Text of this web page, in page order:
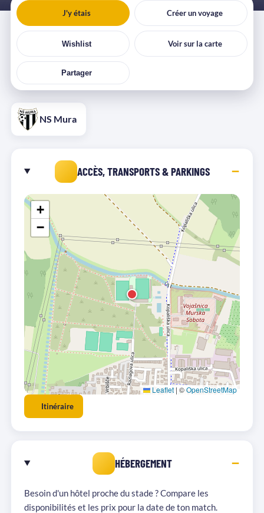
J'y étais Créer un voyage
Wishlist Voir sur la carte
Partager
NS Mura
ACCÈS, TRANSPORTS & PARKINGS
+
−
Leaflet | ©OpenStreetMap
Itinéraire
HÉBERGEMENT
Besoin d'un hôtel proche du stade ? Compare les
disponibilités et les prix pour la date de ton match.